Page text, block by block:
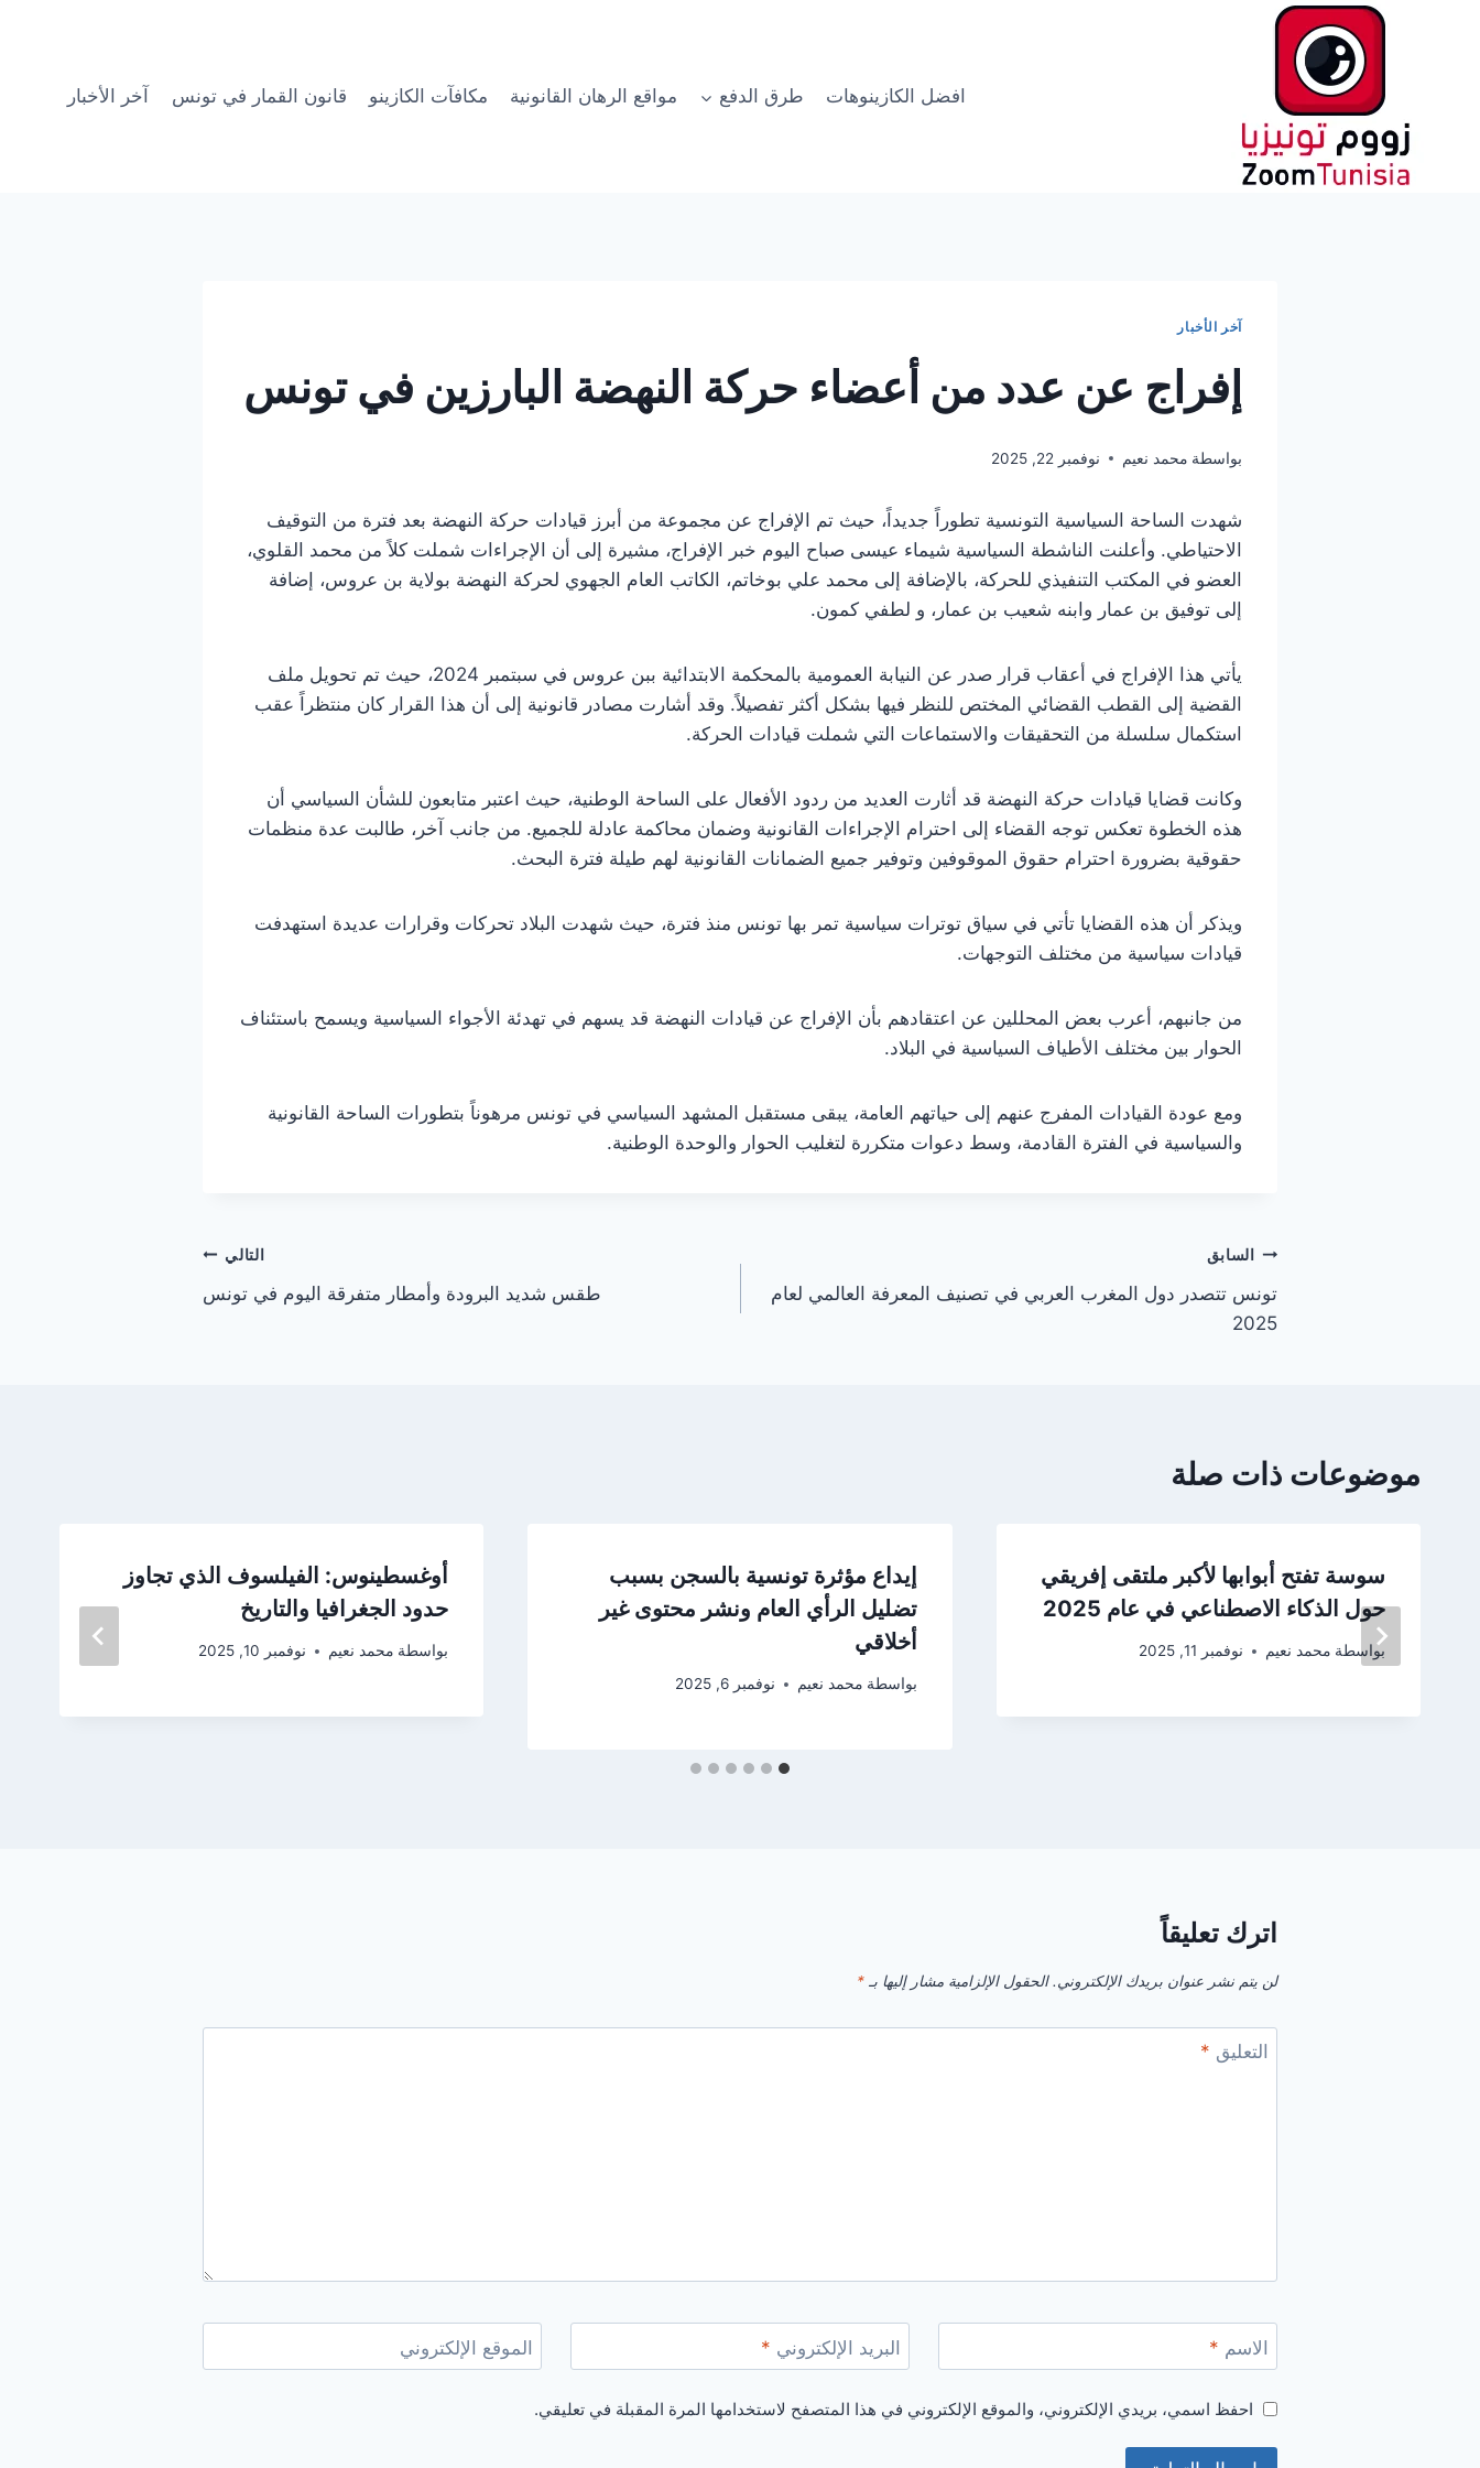
افضل الكازينوهات
طرق الدفع مواقع الرهان القانونية مكافآت الكازينو قانون القمار في تونس آخر الأخبار
آخر الأخبار
إفراج عن عدد من أعضاء حركة النهضة البارزين في تونس
بواسطة محمد نعيم نوفمبر 22, 2025
شهدت الساحة السياسية التونسية تطوراً جديداً، حيث تم الإفراج عن مجموعة من أبرز قيادات حركة النهضة بعد فترة من التوقيف
الاحتياطي. وأعلنت الناشطة السياسية شيماء عيسى صباح اليوم خبر الإفراج، مشيرة إلى أن الإجراءات شملت كلاً من محمد القلوي،
العضو في المكتب التنفيذي للحركة، بالإضافة إلى محمد علي بوخاتم، الكاتب العام الجهوي لحركة النهضة بولاية بن عروس، إضافة
إلى توفيق بن عمار وابنه شعيب بن عمار، و لطفي كمون.
يأتي هذا الإفراج في أعقاب قرار صدر عن النيابة العمومية بالمحكمة الابتدائية ببن عروس في سبتمبر 2024، حيث تم تحويل ملف
القضية إلى القطب القضائي المختص للنظر فيها بشكل أكثر تفصيلاً. وقد أشارت مصادر قانونية إلى أن هذا القرار كان منتظراً عقب
استكمال سلسلة من التحقيقات والاستماعات التي شملت قيادات الحركة.
وكانت قضايا قيادات حركة النهضة قد أثارت العديد من ردود الأفعال على الساحة الوطنية، حيث اعتبر متابعون للشأن السياسي أن
هذه الخطوة تعكس توجه القضاء إلى احترام الإجراءات القانونية وضمان محاكمة عادلة للجميع. من جانب آخر، طالبت عدة منظمات
حقوقية بضرورة احترام حقوق الموقوفين وتوفير جميع الضمانات القانونية لهم طيلة فترة البحث.
ويذكر أن هذه القضايا تأتي في سياق توترات سياسية تمر بها تونس منذ فترة، حيث شهدت البلاد تحركات وقرارات عديدة استهدفت
قيادات سياسية من مختلف التوجهات.
من جانبهم، أعرب بعض المحللين عن اعتقادهم بأن الإفراج عن قيادات النهضة قد يسهم في تهدئة الأجواء السياسية ويسمح باستئناف
الحوار بين مختلف الأطياف السياسية في البلاد.
ومع عودة القيادات المفرج عنهم إلى حياتهم العامة، يبقى مستقبل المشهد السياسي في تونس مرهوناً بتطورات الساحة القانونية
والسياسية في الفترة القادمة، وسط دعوات متكررة لتغليب الحوار والوحدة الوطنية.
تصفّح
المقالات
السابق
تونس تتصدر دول المغرب العربي في تصنيف المعرفة العالمي لعام
2025
التالي
طقس شديد البرودة وأمطار متفرقة اليوم في تونس
موضوعات ذات صلة
سوسة تفتح أبوابها لأكبر ملتقى إفريقي
حول الذكاء الاصطناعي في عام 2025
بواسطة محمد نعيم نوفمبر 11, 2025
إيداع مؤثرة تونسية بالسجن بسبب
تضليل الرأي العام ونشر محتوى غير
أخلاقي
بواسطة محمد نعيم نوفمبر 6, 2025
أوغسطينوس: الفيلسوف الذي تجاوز
حدود الجغرافيا والتاريخ
بواسطة محمد نعيم نوفمبر 10, 2025
اترك تعليقاً
لن يتم نشر عنوان بريدك الإلكتروني. الحقول الإلزامية مشار إليها بـ *
التعليق *
الاسم * البريد الإلكتروني * الموقع الإلكتروني
احفظ اسمي، بريدي الإلكتروني، والموقع الإلكتروني في هذا المتصفح لاستخدامها المرة المقبلة في تعليقي.